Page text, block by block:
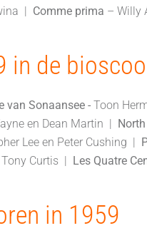
| Comme prima – Willy
in de
van Sonaansee - Toon
en Dean Martin |
Lee en Peter Cushing |
Curtis | Les Quatre
in 1959